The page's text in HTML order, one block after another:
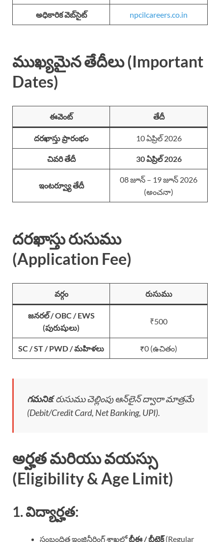
అధికారిక వెబ్‌సైట్ npcilcareers.co.in
ముఖ్యమైన తేదీలు (Important
Dates)
ఈవెంట్ తేదీ
దరఖాస్తు ప్రారంభం 10 ఏప్రిల్ 2026
చివరి తేదీ 30 ఏప్రిల్ 2026
ఇంటర్వ్యూ తేదీ
08 జూన్ – 19 జూన్ 2026
(అంచనా)
దరఖాస్తు రుసుము
(Application Fee)
వర్గం రుసుము
జనరల్ / OBC / EWS
(పురుషులు)
₹500
SC / ST / PWD / మహిళలు ₹0 (ఉచితం)
గమనిక: రుసుము చెల్లింపు ఆన్‌లైన్ ద్వారా మాత్రమే
(Debit/Credit Card, Net Banking, UPI).
అర్హత మరియు వయస్సు
(Eligibility & Age Limit)
1. విద్యార్హత:
సంబంధిత ఇంజినీరింగ్ శాఖలోబీఈ / బీటెక్(Regular